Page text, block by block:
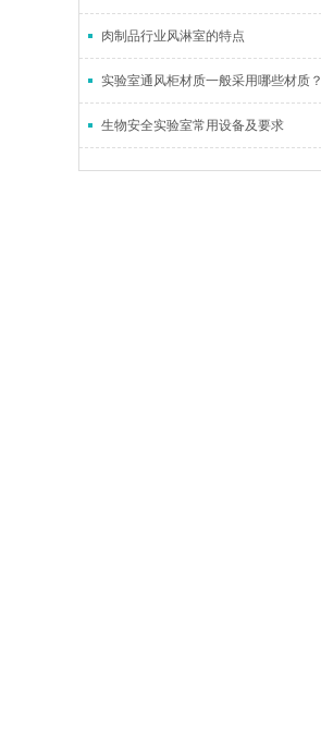
肉制品行业风淋室的特点
实验室通风柜材质一般采用哪些材质？
生物安全实验室常用设备及要求